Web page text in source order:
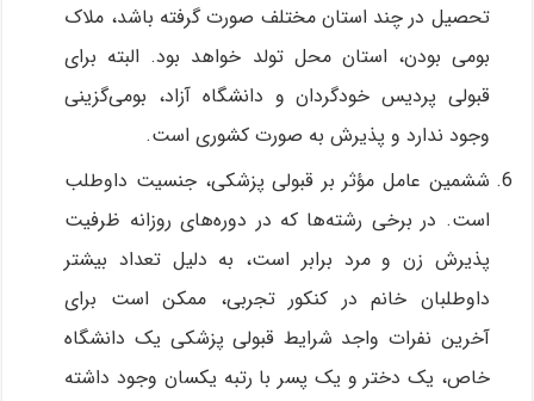
تحصیل در چند استان مختلف صورت گرفته باشد، ملاک
بومی بودن، استان محل تولد خواهد بود. البته برای
قبولی پردیس خودگردان و دانشگاه آزاد، بومی‌گزینی
وجود ندارد و پذیرش به صورت کشوری است.
ششمین عامل مؤثر بر قبولی پزشکی، جنسیت داوطلب
است. در برخی رشته‌ها که در دوره‌های روزانه ظرفیت
پذیرش زن و مرد برابر است، به دلیل تعداد بیشتر
داوطلبان خانم در کنکور تجربی، ممکن است برای
آخرین نفرات واجد شرایط قبولی پزشکی یک دانشگاه
خاص، یک دختر و یک پسر با رتبه یکسان وجود داشته